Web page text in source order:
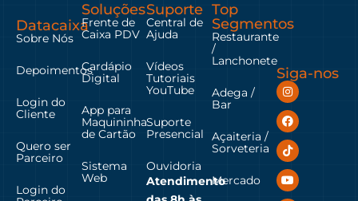
Datacaixa
Sobre Nós
Depoimentos
Login do
Cliente
Quero ser
Parceiro
Login do
Soluções
Frente de
Caixa PDV
Cardápio
Digital
App para
Maquininha
de Cartão
Sistema
Web
Suporte
Central de
Ajuda
Vídeos
Tutoriais
YouTube
Suporte
Presencial
Ouvidoria
Atendimento
Top
Segmentos
Restaurante
/
Lanchonete
Adega /
Bar
Açaiteria /
Sorveteria
Mercado
Siga-nos